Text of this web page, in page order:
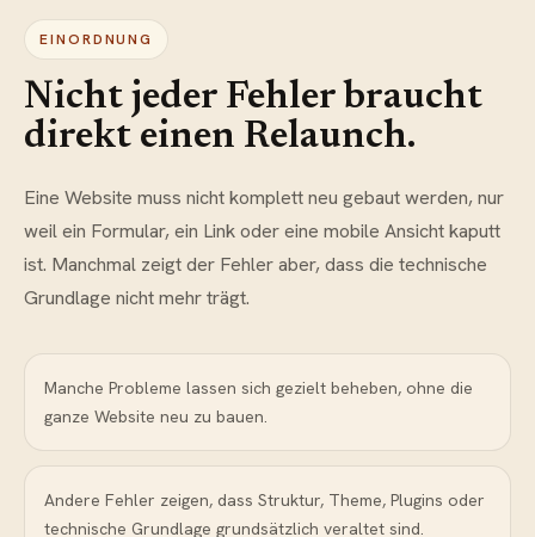
EINORDNUNG
Nicht jeder Fehler braucht
direkt einen Relaunch.
Eine Website muss nicht komplett neu gebaut werden, nur
weil ein Formular, ein Link oder eine mobile Ansicht kaputt
ist. Manchmal zeigt der Fehler aber, dass die technische
Grundlage nicht mehr trägt.
Manche Probleme lassen sich gezielt beheben, ohne die
ganze Website neu zu bauen.
Andere Fehler zeigen, dass Struktur, Theme, Plugins oder
technische Grundlage grundsätzlich veraltet sind.